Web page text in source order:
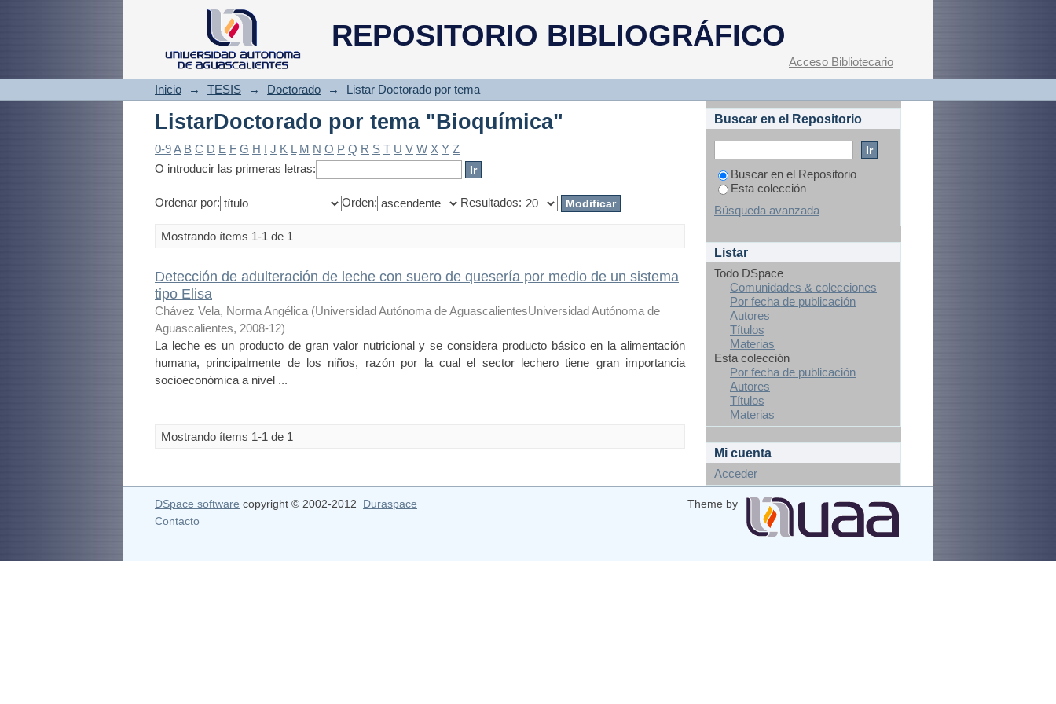
REPOSITORIO BIBLIOGRÁFICO
ListarDoctorado por tema "Bioquímica"
Acceso Bibliotecario
Inicio → TESIS → Doctorado → Listar Doctorado por tema
ListarDoctorado por tema "Bioquímica"
0-9A B C D E F G H I J K L M N O P Q R S T U V W X Y Z
O introducir las primeras letras:
Ordenar por: Orden: Resultados:
Mostrando ítems 1-1 de 1
Detección de adulteración de leche con suero de quesería por medio de un sistema
tipo Elisa
Chávez Vela, Norma Angélica (Universidad Autónoma de AguascalientesUniversidad Autónoma de
Aguascalientes, 2008-12)
La leche es un producto de gran valor nutricional y se considera producto básico en la alimentación
humana, principalmente de los niños, razón por la cual el sector lechero tiene gran importancia
socioeconómica a nivel ...
Mostrando ítems 1-1 de 1
Buscar en el Repositorio
Buscar en el Repositorio
Esta colección
Búsqueda avanzada
Listar
Todo DSpace
Comunidades & colecciones
Por fecha de publicación
Autores
Títulos
Materias
Esta colección
Por fecha de publicación
Autores
Títulos
Materias
Mi cuenta
Acceder
DSpace software copyright © 2002-2012 Duraspace
Theme by
Contacto